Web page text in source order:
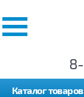
Каталог товаров